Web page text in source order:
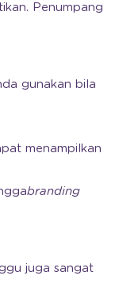
Penumpang
gunakan bila
menampilkan
branding
juga sangat